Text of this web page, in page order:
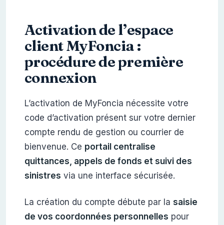
Activation de l’espace
client MyFoncia :
procédure de première
connexion
L’activation de MyFoncia nécessite votre
code d’activation présent sur votre dernier
compte rendu de gestion ou courrier de
bienvenue. Ce portail centralise
quittances, appels de fonds et suivi des
sinistres via une interface sécurisée.
La création du compte débute par la saisie
de vos coordonnées personnelles pour